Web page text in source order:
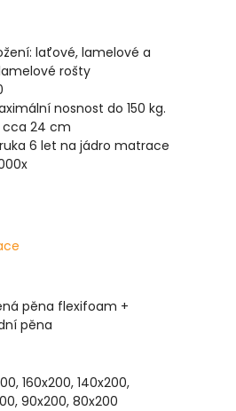
laťové, lamelové a
rošty
nosnost do 150 kg.
cca 24 cm
6 let na jádro matrace
pěna flexifoam +
pěna
160x200, 140x200,
90x200, 80x200